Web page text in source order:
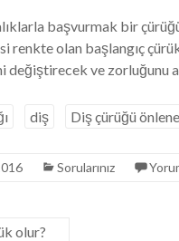
başvurmak bir
renkte olan başlangıç
değiştirecek ve zorluğunu
diş Diş çürüğü
Sorularınız
olur?